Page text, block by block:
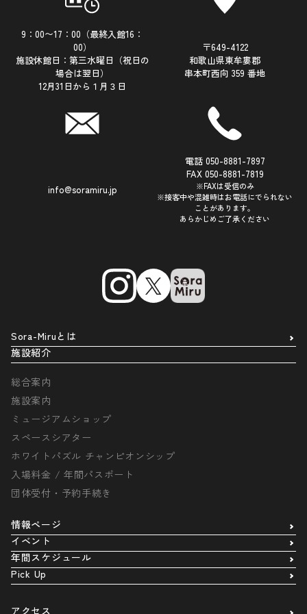
9：00〜17：00（最終入館16：
00）
施設休館日：第三水曜日（祝日の
場合は翌日）
12月31日から１月３日
〒649-4122
和歌山県東牟婁郡
串本町西向 359 番地
info@soramiru.jp
電話 050-8881-7897
FAX 050-8881-7819
※FAXは受信のみ
※接客中や混雑時はお電話にでられない
ことがあります。
あらかじめご了承ください
Sora-Miruとは
施設紹介
総合案内
施設案内
ミュージアムショップ
スペースシアター
ホワイトパズル チャンピオンシップ
入場料金 / 年間パスポート
団体受付・予約手続き
情報ページ
イベント
年間スケジュール
Pick Up
アクセス